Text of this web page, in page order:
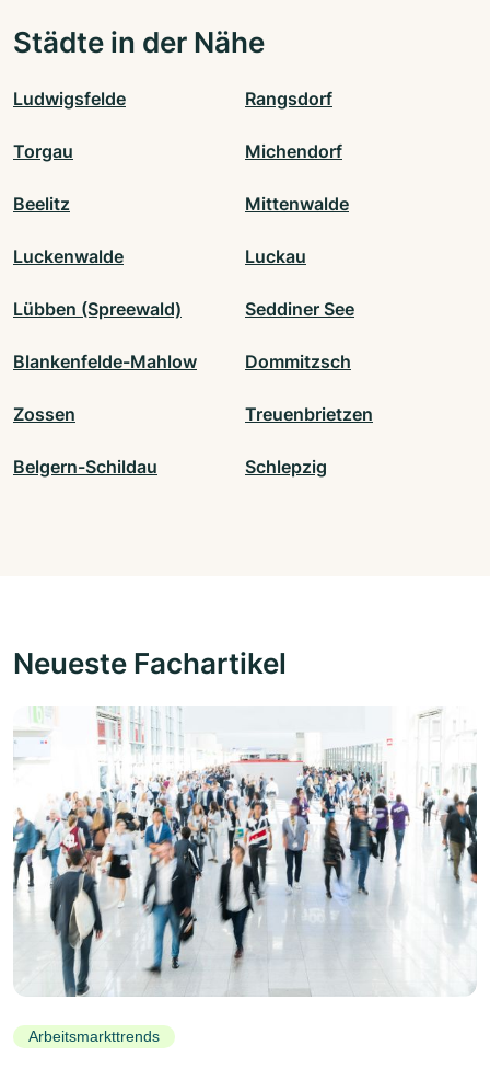
Städte in der Nähe
Ludwigsfelde Rangsdorf
Torgau Michendorf
Beelitz Mittenwalde
Luckenwalde Luckau
Lübben (Spreewald) Seddiner See
Blankenfelde-Mahlow Dommitzsch
Zossen Treuenbrietzen
Belgern-Schildau Schlepzig
Neueste Fachartikel
Arbeitsmarkttrends